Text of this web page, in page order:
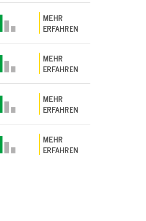
MEHR
ERFAHREN
MEHR
ERFAHREN
MEHR
ERFAHREN
MEHR
ERFAHREN